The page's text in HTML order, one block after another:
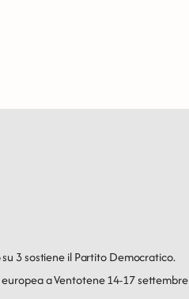
3 sostiene il Partito Democratico.
a Ventotene 14-17 settembre